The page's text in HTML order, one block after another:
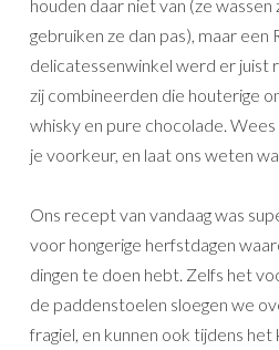
houden daar niet van (ze
gebruiken ze dan pas), maar
delicatessenwinkel werd er juist
zij combineerden die houterige
whisky en pure chocolade.
je voorkeur, en laat ons weten
Ons recept van vandaag was
voor hongerige herfstdagen
dingen te doen hebt. Zelfs het
de paddenstoelen sloegen we
fragiel, en kunnen ook tijdens